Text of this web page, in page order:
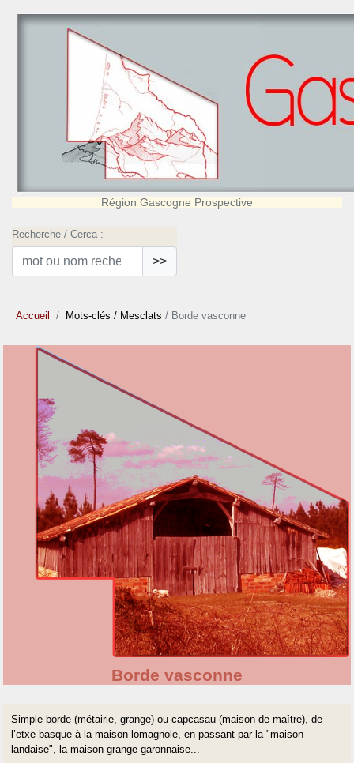
Région Gascogne Prospective
Recherche / Cerca :
>>
Accueil Mots-clés / Mesclats / Borde vasconne
Borde vasconne
Simple borde (métairie, grange) ou capcasau (maison de maître), de
l’etxe basque à la maison lomagnole, en passant par la "maison
landaise", la maison-grange garonnaise...